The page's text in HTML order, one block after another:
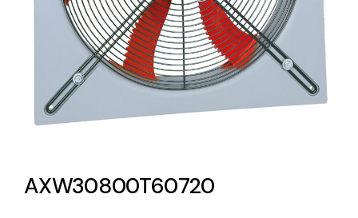
Ventilación
AXW30800T60720